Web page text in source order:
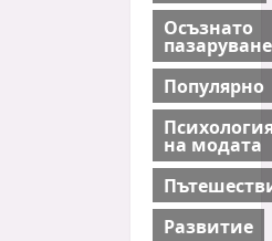
Осъзнато
пазаруване
Популярно
на модата
Развитие